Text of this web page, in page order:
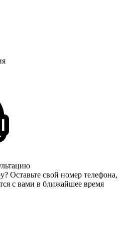
Оставьте свой номер телефона,
с вами в ближайшее время